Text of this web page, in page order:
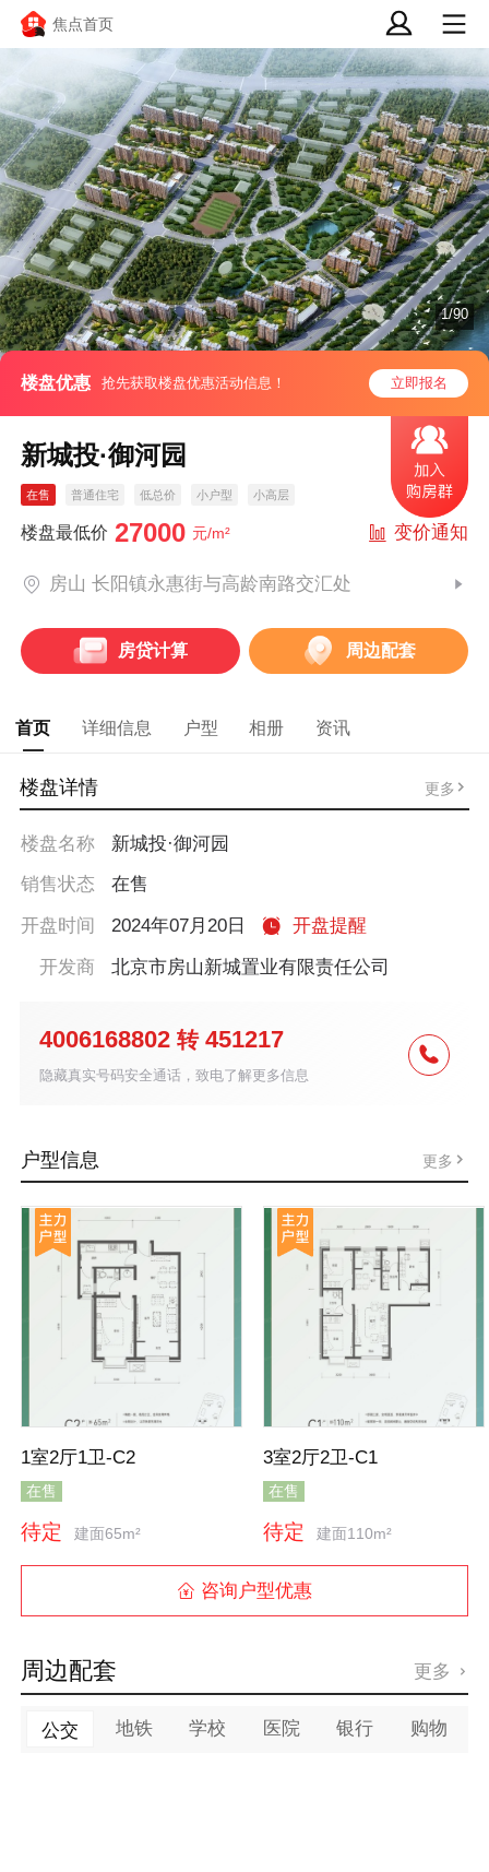
焦点首页
楼盘优惠 抢先获取楼盘优惠活动信息！ 立即报名
1/90
新城投·御河园
在售 普通住宅 低总价 小户型 小高层
楼盘最低价 27000 元/m² 变价通知
房山 长阳镇永惠街与高龄南路交汇处
房贷计算 周边配套
首页 详细信息 户型 相册 资讯
楼盘详情 更多
楼盘名称
新城投·御河园
销售状态
在售
开盘时间
2024年07月20日
开盘提醒
开发商
北京市房山新城置业有限责任公司
4006168802 转 451217
隐藏真实号码安全通话，致电了解更多信息
户型信息 更多
1室2厅1卫-C2
在售
待定 建面65m²
3室2厅2卫-C1
在售
待定 建面110m²
 咨询户型优惠
周边配套 更多 
公交 地铁 学校 医院 银行 购物